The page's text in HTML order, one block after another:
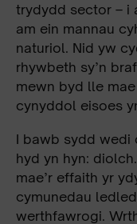
trydydd sector – i
am ein mannau
naturiol. Nid yw
rhywbeth sy’n
mewn byd lle
cynyddol eisoes
I bawb sydd wedi
hyd yn hyn:
mae’r effaith yr
cymunedau
werthfawrogi.